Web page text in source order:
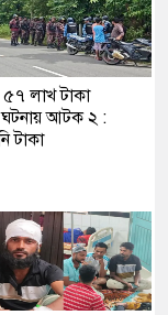
লাখ টাকা
ঘটনায় আটক ২ :
টাকা